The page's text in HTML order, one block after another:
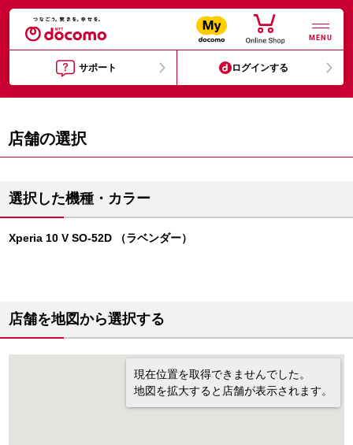
MENU
サポート ログインする
店舗の選択
選択した機種・カラー
Xperia 10 V SO-52D （ラベンダー）
店舗を地図から選択する
現在位置を取得できませんでした。
地図を拡大すると店舗が表示されます。